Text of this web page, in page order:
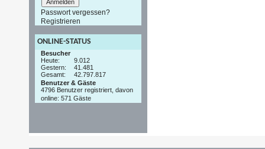
Passwort vergessen?
Registrieren
ONLINE-STATUS
Besucher
Heute:
9.012
Gestern:
41.481
Gesamt:
42.797.817
Benutzer & Gäste
4796 Benutzer registriert, davon
online: 571 Gäste